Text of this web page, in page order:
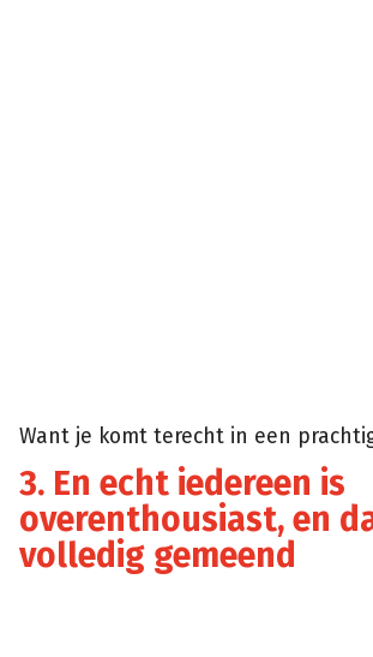
Want je komt terecht in een
3. En echt iedereen is
overenthousiast, en
volledig gemeend